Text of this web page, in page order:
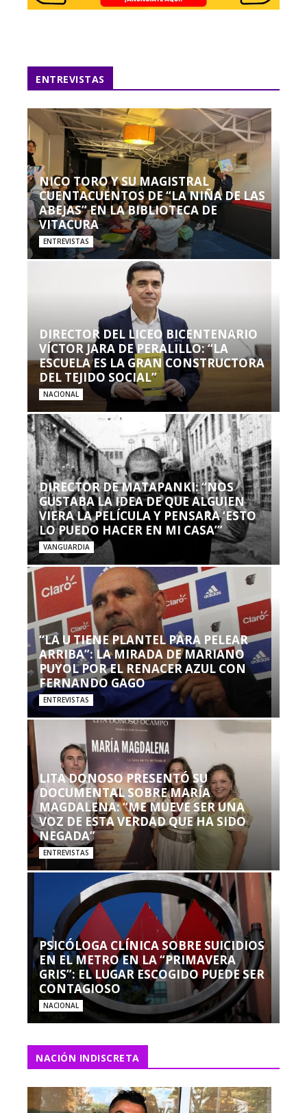
ENTREVISTAS
NICO TORO Y SU MAGISTRAL
CUENTACUENTOS DE “LA NIÑA DE LAS
ABEJAS” EN LA BIBLIOTECA DE
VITACURA
ENTREVISTAS
DIRECTOR DEL LICEO BICENTENARIO
VÍCTOR JARA DE PERALILLO: “LA
ESCUELA ES LA GRAN CONSTRUCTORA
DEL TEJIDO SOCIAL”
NACIONAL
DIRECTOR DE MATAPANKI: “NOS
GUSTABA LA IDEA DE QUE ALGUIEN
VIERA LA PELÍCULA Y PENSARA ‘ESTO
LO PUEDO HACER EN MI CASA’”
VANGUARDIA
“LA U TIENE PLANTEL PARA PELEAR
ARRIBA”: LA MIRADA DE MARIANO
PUYOL POR EL RENACER AZUL CON
FERNANDO GAGO
ENTREVISTAS
LITA DONOSO PRESENTÓ SU
DOCUMENTAL SOBRE MARÍA
MAGDALENA: “ME MUEVE SER UNA
VOZ DE ESTA VERDAD QUE HA SIDO
NEGADA”
ENTREVISTAS
PSICÓLOGA CLÍNICA SOBRE SUICIDIOS
EN EL METRO EN LA “PRIMAVERA
GRIS”: EL LUGAR ESCOGIDO PUEDE SER
CONTAGIOSO
NACIONAL
NACIÓN INDISCRETA